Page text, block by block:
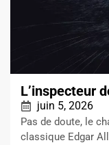
L’inspecteur
juin 5, 2026
Pas de doute, le
classique Edgar